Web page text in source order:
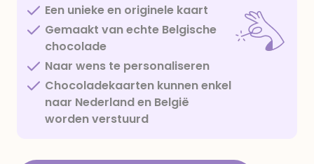
Een unieke en originele kaart
Gemaakt van echte Belgische
chocolade
Naar wens te personaliseren
Chocoladekaarten kunnen enkel
naar Nederland en België
worden verstuurd